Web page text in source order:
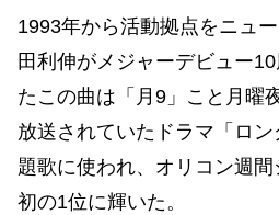
1993年から活動拠点をニュ
田利伸がメジャーデビュー
たこの曲は「月9」こと月曜
放送されていたドラマ「ロ
題歌に使われ、オリコン週
初の1位に輝いた。